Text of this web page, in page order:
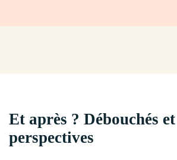
Et après ? Débouchés et
perspectives